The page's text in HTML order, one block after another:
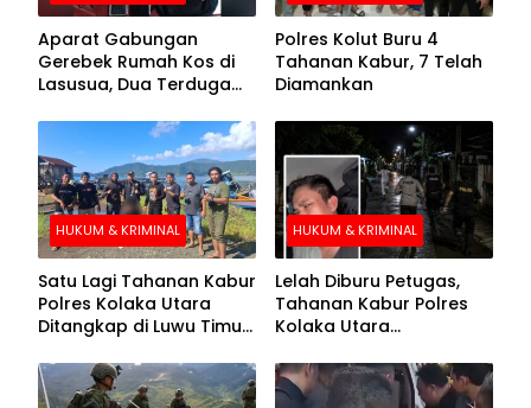
Aparat Gabungan
Gerebek Rumah Kos di
Lasusua, Dua Terduga
Polres Kolut Buru 4
Tahanan Kabur, 7 Telah
Diamankan
HUKUM & KRIMINAL
Satu Lagi Tahanan Kabur
Polres Kolaka Utara
Ditangkap di Luwu Timur,
HUKUM & KRIMINAL
Lelah Diburu Petugas,
Tahanan Kabur Polres
Kolaka Utara